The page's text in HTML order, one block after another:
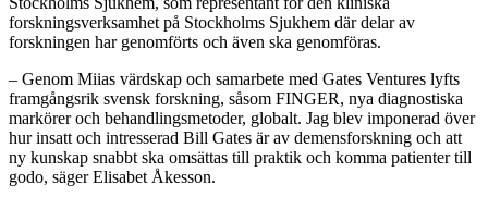
forskningsverksamhet på Stockholms Sjukhem där delar av
forskningen har genomförts och även ska genomföras.
– Genom Miias värdskap och samarbete med Gates Ventures lyfts
framgångsrik svensk forskning, såsom FINGER, nya diagnostiska
markörer och behandlingsmetoder, globalt. Jag blev imponerad över
hur insatt och intresserad Bill Gates är av demensforskning och att
ny kunskap snabbt ska omsättas till praktik och komma patienter till
godo, säger Elisabet Åkesson.